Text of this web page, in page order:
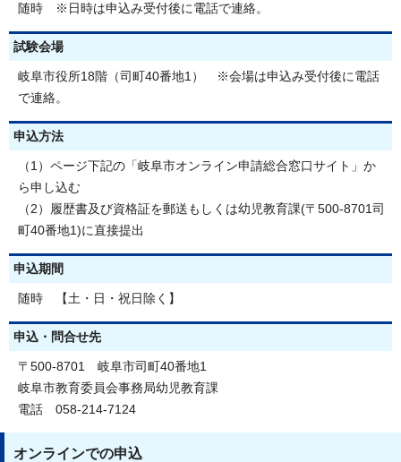
随時 ※日時は申込み受付後に電話で連絡。
試験会場
岐阜市役所18階（司町40番地1） ※会場は申込み受付後に電話
で連絡。
申込方法
（1）ページ下記の「岐阜市オンライン申請総合窓口サイト」か
ら申し込む
（2）履歴書及び資格証を郵送もしくは幼児教育課(〒500-8701司
町40番地1)に直接提出
申込期間
随時 【土・日・祝日除く】
申込・問合せ先
〒500-8701 岐阜市司町40番地1
岐阜市教育委員会事務局幼児教育課
電話 058-214-7124
オンラインでの申込